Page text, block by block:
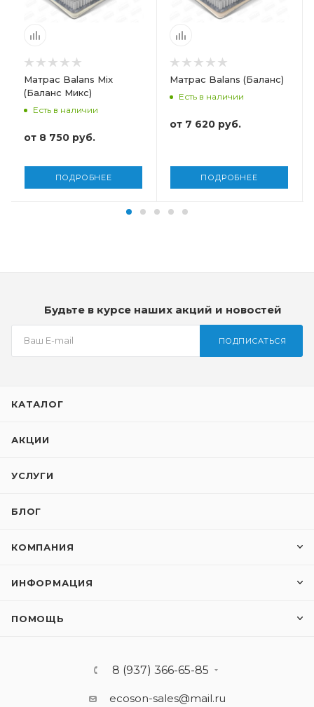
Матрас Balans Mix
(Баланс Микс)
Есть в наличии
от 8 750 руб.
ПОДРОБНЕЕ
Вес на спальное
Высота, мм
170 Матрас Balans (Баланс)
Есть в наличии
от 7 620 руб.
ПОДРОБНЕЕ
Жесткость
Вес на спальное
130
240
Будьте в курсе наших акций и новостей
ПОДПИСАТЬСЯ
КАТАЛОГ
АКЦИИ
УСЛУГИ
БЛОГ
КОМПАНИЯ
ИНФОРМАЦИЯ
ПОМОЩЬ
8 (937) 366-65-85
ecoson-sales@mail.ru